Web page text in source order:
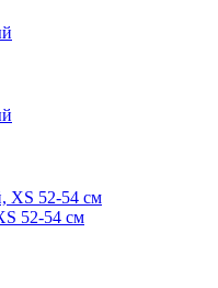
52-54 см